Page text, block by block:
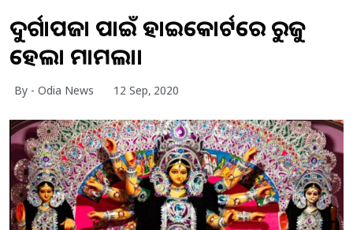
ଦୁର୍ଗାପୂଜା ପାଇଁ ହାଇକୋର୍ଟରେ ରୁଜୁ
ହେଲା ମାମଲା।
By - Odia News 12 Sep, 2020